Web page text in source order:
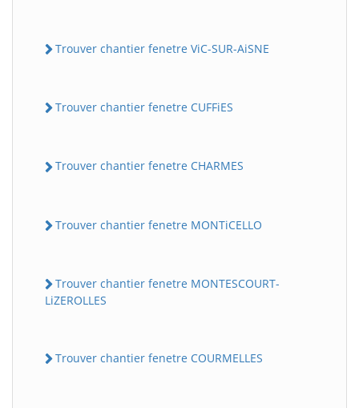
Trouver chantier fenetre ViC-SUR-AiSNE
Trouver chantier fenetre CUFFiES
Trouver chantier fenetre CHARMES
Trouver chantier fenetre MONTiCELLO
Trouver chantier fenetre MONTESCOURT-
LiZEROLLES
Trouver chantier fenetre COURMELLES